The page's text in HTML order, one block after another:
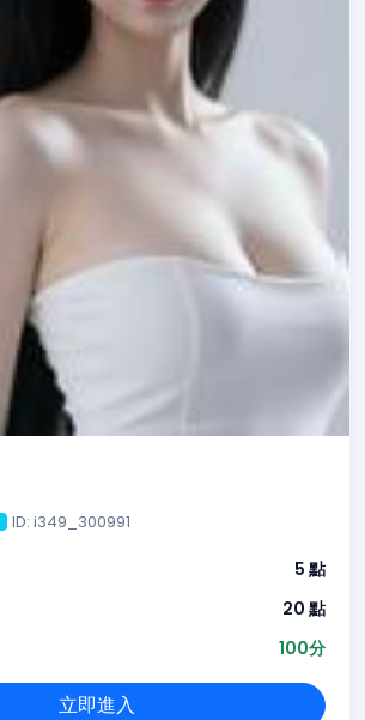
ID: i349_300991
5 點
20 點
100分
立即進入